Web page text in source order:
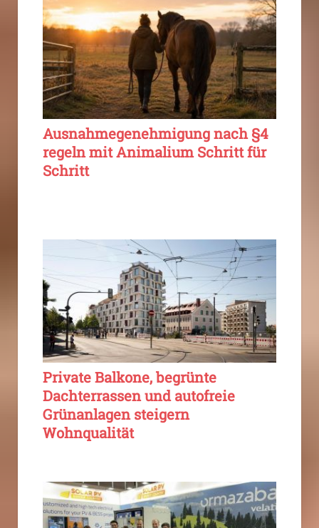
Ausnahmegenehmigung nach §4
regeln mit Animalium Schritt für
Schritt
Private Balkone, begrünte
Dachterrassen und autofreie
Grünanlagen steigern
Wohnqualität